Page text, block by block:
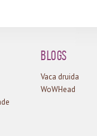
Blogs
Vaca druida
WoWHead